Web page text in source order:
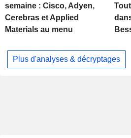
semaine : Cisco, Adyen,
Cerebras et Applied
Materials au menu
Plus d'analyses & décryptages